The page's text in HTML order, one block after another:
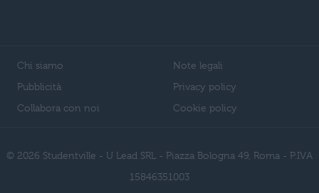
Chi siamo
Pubblicità
Collabora con noi
Note legali
Privacy policy
Cookie policy
© 2026 Studentville - U Lead SRL - Piazza Bologna 49, Roma - P.IVA
15846351003